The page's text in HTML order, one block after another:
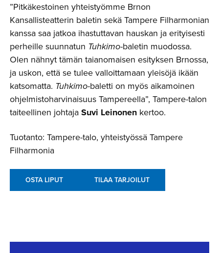
”Pitkäkestoinen yhteistyömme Brnon
Kansallisteatterin baletin sekä Tampere Filharmonian
kanssa saa jatkoa ihastuttavan hauskan ja erityisesti
perheille suunnatun Tuhkimo-baletin muodossa.
Olen nähnyt tämän taianomaisen esityksen Brnossa,
ja uskon, että se tulee valloittamaan yleisöjä ikään
katsomatta. Tuhkimo-baletti on myös aikamoinen
ohjelmistoharvinaisuus Tampereella”, Tampere-talon
taiteellinen johtajaSuvi Leinonen kertoo.
Tuotanto: Tampere-talo, yhteistyössä Tampere
Filharmonia
OSTA LIPUT TILAA TARJOILUT